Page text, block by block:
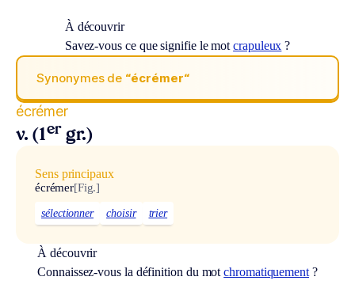
À découvrir
Savez-vous ce que signifie le motcrapuleux ?
Synonymes de “écrémer“
écrémer
v. (1er gr.)
Sens principaux
écrémer[Fig.]
sélectionner choisir trier
À découvrir
Connaissez-vous la définition du motchromatiquement ?